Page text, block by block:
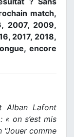
match,
2007, 2009,
2017, 2018,
encore
Alban Lafont
on s’est mis
"Jouer comme